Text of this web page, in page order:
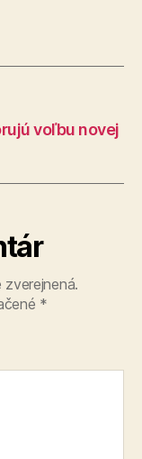
voľbu novej
*